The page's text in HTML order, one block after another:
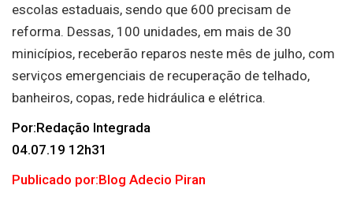
escolas estaduais, sendo que 600 precisam de
reforma. Dessas, 100 unidades, em mais de 30
minicípios, receberão reparos neste mês de julho, com
serviços emergenciais de recuperação de telhado,
banheiros, copas, rede hidráulica e elétrica.
Por:Redação Integrada
04.07.19 12h31
Publicado por:Blog Adecio Piran